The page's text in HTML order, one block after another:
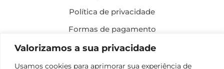
Valorizamos a sua privacidade
Usamos cookies para aprimorar sua experiência de
Política de privacidade
Formas de pagamento
Política de troca e devolução